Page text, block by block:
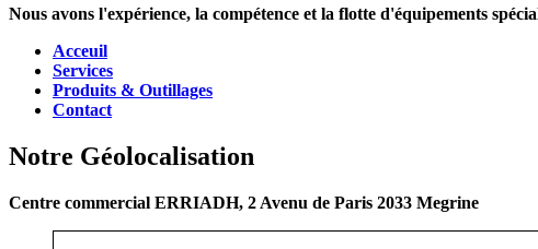
Nous avons l'expérience, la compétence et la flotte d'équipements
Acceuil
Services
Produits & Outillages
Contact
Notre Géolocalisation
Centre commercial ERRIADH, 2 Avenu de Paris 2033 Megrine